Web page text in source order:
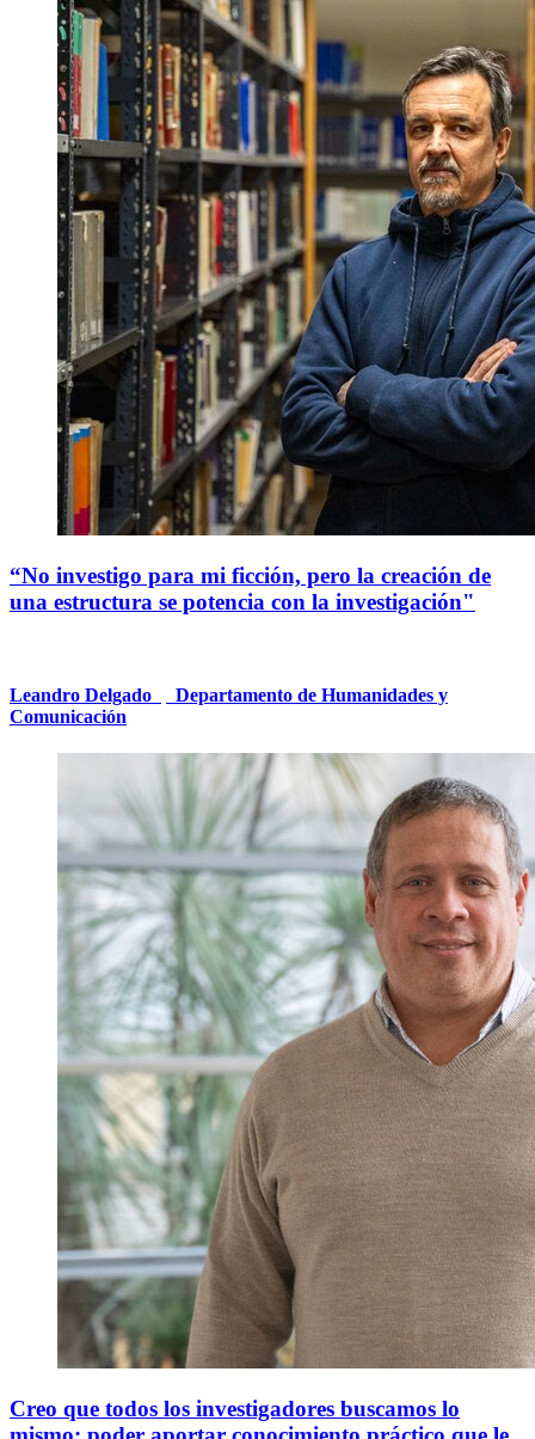
“No investigo para mi ficción, pero la creación de
una estructura se potencia con la investigación"
Leandro Delgado
Departamento de Humanidades y
Comunicación
Creo que todos los investigadores buscamos lo